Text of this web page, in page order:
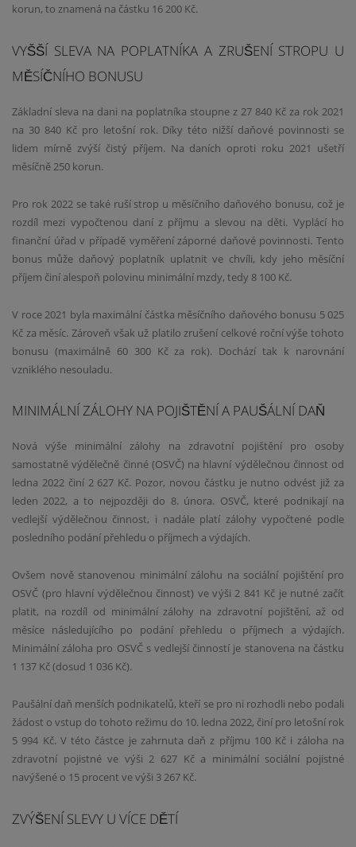
korun, to znamená na částku 16 200 Kč.
​VYŠŠÍ SLEVA NA POPLATNÍKA A ZRUŠENÍ STROPU U
MĚSÍČNÍHO BONUSU
Základní sleva na dani na poplatníka stoupne z 27 840 Kč za rok 2021
na 30 840 Kč pro letošní rok. Díky této nižší daňové povinnosti se
lidem mírně zvýší čistý příjem. Na daních oproti roku 2021 ušetří
měsíčně 250 korun.
Pro rok 2022 se také ruší strop u měsíčního daňového bonusu, což je
rozdíl mezi vypočtenou daní z příjmu a slevou na děti. Vyplácí ho
finanční úřad v případě vyměření záporné daňové povinnosti. Tento
bonus může daňový poplatník uplatnit ve chvíli, kdy jeho měsíční
příjem činí alespoň polovinu minimální mzdy, tedy 8 100 Kč.
V roce 2021 byla maximální částka měsíčního daňového bonusu 5 025
Kč za měsíc. Zároveň však už platilo zrušení celkové roční výše tohoto
bonusu (maximálně 60 300 Kč za rok). Dochází tak k narovnání
vzniklého nesouladu.
​MINIMÁLNÍ ZÁLOHY NA POJIŠTĚNÍ A PAUŠÁLNÍ DAŇ
Nová výše minimální zálohy na zdravotní pojištění pro osoby
samostatně výdělečně činné (OSVČ) na hlavní výdělečnou činnost od
ledna 2022 činí 2 627 Kč. Pozor, novou částku je nutno odvést již za
leden 2022, a to nejpozději do 8. února. OSVČ, které podnikají na
vedlejší výdělečnou činnost, i nadále platí zálohy vypočtené podle
posledního podání přehledu o příjmech a výdajích.
Ovšem nově stanovenou minimální zálohu na sociální pojištění pro
OSVČ (pro hlavní výdělečnou činnost) ve výši 2 841 Kč je nutné začít
platit, na rozdíl od minimální zálohy na zdravotní pojištění, až od
měsíce následujícího po podání přehledu o příjmech a výdajích.
Minimální záloha pro OSVČ s vedlejší činností je stanovena na částku
1 137 Kč (dosud 1 036 Kč).
Paušální daň menších podnikatelů, kteří se pro ni rozhodli nebo podali
žádost o vstup do tohoto režimu do 10. ledna 2022, činí pro letošní rok
5 994 Kč. V této částce je zahrnuta daň z příjmu 100 Kč i záloha na
zdravotní pojistné ve výši 2 627 Kč a minimální sociální pojistné
navýšené o 15 procent ve výši 3 267 Kč.
​ZVÝŠENÍ SLEVY U VÍCE DĚTÍ